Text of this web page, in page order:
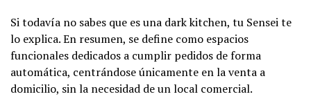
Si todavía no sabes que es una dark kitchen, tu Sensei te
lo explica. En resumen, se define como espacios
funcionales dedicados a cumplir pedidos de forma
automática, centrándose únicamente en la venta a
domicilio, sin la necesidad de un local comercial.